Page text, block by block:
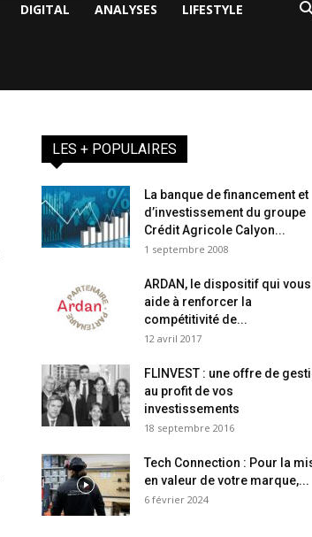
DIGITAL ANALYSES LIFESTYLE
LES + POPULAIRES
La banque de financement et
d’investissement du groupe
Crédit Agricole Calyon...
1 septembre 2008
ARDAN, le dispositif qui vous
aide à renforcer la
compétitivité de...
12 avril 2017
FLINVEST : une offre de
au profit de vos
investissements
18 septembre 2016
Tech Connection : Pour la
en valeur de votre marque,...
6 février 2024